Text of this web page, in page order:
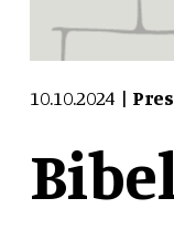
10.10.2024